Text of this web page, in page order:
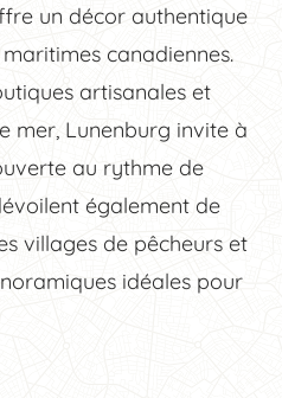
un décor authentique
canadiennes.
artisanales et
mer, Lunenburg invite à
au rythme de
également de
villages de pêcheurs et
idéales pour